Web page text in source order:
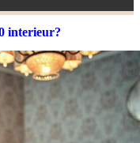
interieur?